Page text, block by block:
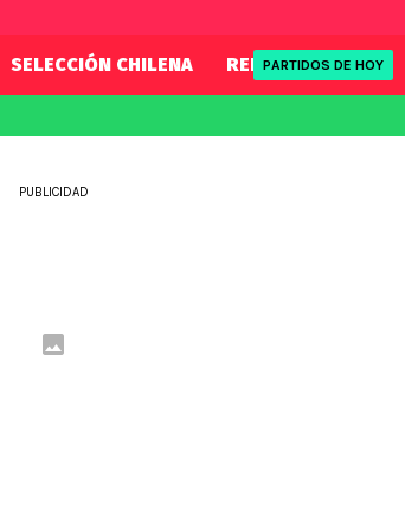
SELECCIÓN CHILENA REDSPORT
PARTIDOS DE HOY
PUBLICIDAD